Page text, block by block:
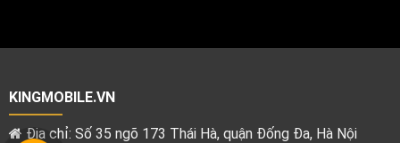
KINGMOBILE.VN
Địa chỉ: Số 35 ngõ 173 Thái Hà, quận Đống Đa, Hà Nội